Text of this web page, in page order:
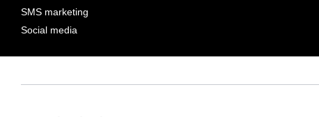
SMS marketing
Social media